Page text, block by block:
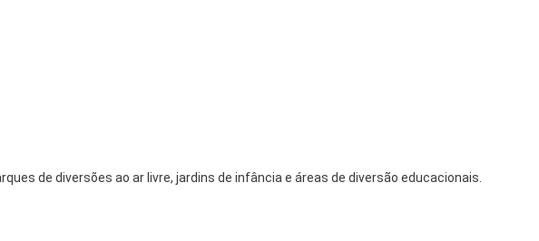
de diversões ao ar livre, jardins de infância e áreas de diversão educacionais.